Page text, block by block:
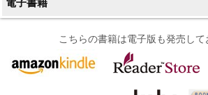
電子書籍
こちらの書籍は電子版も発売して